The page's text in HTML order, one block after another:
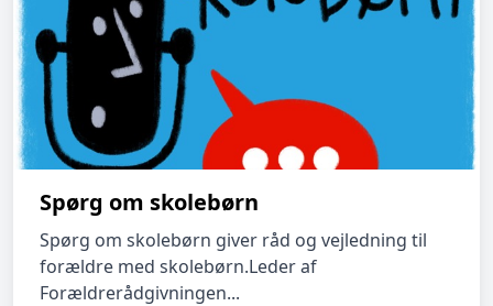
Spørg om skolebørn
Spørg om skolebørn giver råd og vejledning til
forældre med skolebørn.Leder af
Forældrerådgivningen...